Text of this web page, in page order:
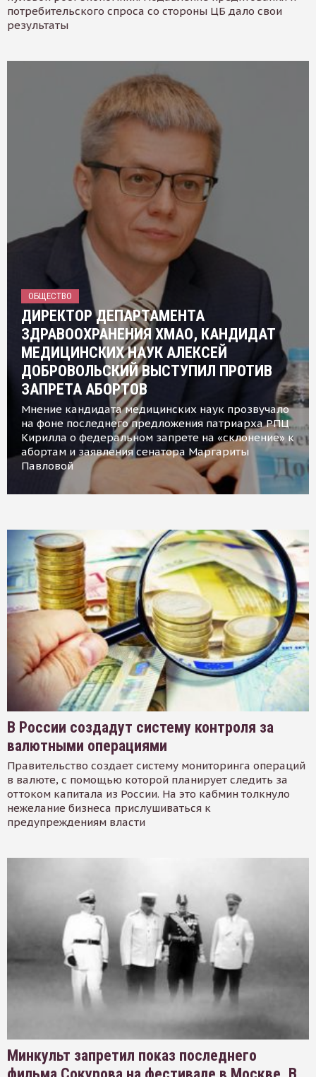
потребительского спроса со стороны ЦБ дало свои
результаты
ОБЩЕСТВО
ДИРЕКТОР ДЕПАРТАМЕНТА
ЗДРАВООХРАНЕНИЯ ХМАО, КАНДИДАТ
МЕДИЦИНСКИХ НАУК АЛЕКСЕЙ
ДОБРОВОЛЬСКИЙ ВЫСТУПИЛ ПРОТИВ
ЗАПРЕТА АБОРТОВ
Мнение кандидата медицинских наук прозвучало
на фоне последнего предложения патриарха РПЦ
Кирилла о федеральном запрете на «склонение» к
абортам и заявления сенатора Маргариты
Павловой
В России создадут систему контроля за
валютными операциями
Правительство создает систему мониторинга операций
в валюте, с помощью которой планирует следить за
оттоком капитала из России. На это кабмин толкнуло
нежелание бизнеса прислушиваться к
предупреждениям власти
Минкульт запретил показ последнего